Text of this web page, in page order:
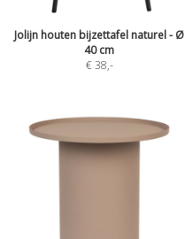
Jolijn houten bijzettafel naturel - Ø
40 cm
€ 38,-